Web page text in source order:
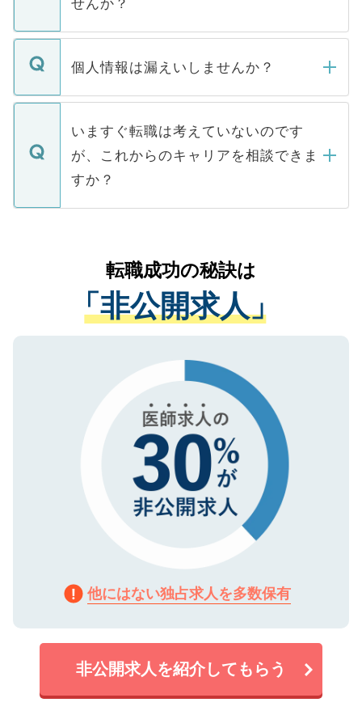
下記の理由によって、一般には公開してい
ません。
■応募殺到を避けるため 人気のある医療機
関を公にしてしまうと、応募が殺到する場
に、医療機関が求める条件に合った人材の
みを人材紹介会社に依頼するケースが増え
ています。
せんか？
転職・入職を強要することは一切ありませ
ん。また、仮に応募先から内定をいただい
定を承諾する必要はありません。内定先へ
の辞退の連絡はキャリアパートナーが行い
個人情報は漏えいしませんか？
個人情報が漏えいすることはありませんの
で、ご安心ください。当サイトからの登録
などで収集したご登録者様の個人情報は、
ご本人のキャリアアップおよび転職活動の
支援を目的に使用いたします。お預かりし
ているすべての個人データはご本人の許可
は、個人情報の取り扱いについての厳密な
管理基準を満たした事業者のみに付与され
る、プライバシーマークを取得済みです。
で、機密保持に関してもご安心ください。
いますぐ転職は考えていないのです
が、これからのキャリアを相談できま
すか？
かがいして、現在の医療機関の状況や紹介
経験をまじえながら、適切なアドバイスを
させていただきます。すぐにご転職をされ
ない方には、長期的なサポートが可能です
ので、まずはご登録ください。
転職成功の秘訣は
「非公開求人」
他にはない独占求人を多数保有
非公開求人を紹介してもらう